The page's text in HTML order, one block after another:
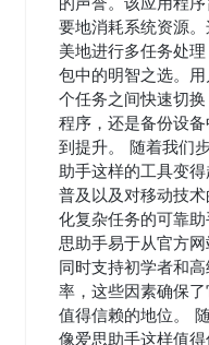
要地消耗系统资源
美地进行多任务处
包中的明智之选。
个任务之间快速切
程序，还是备份设
到提升。 随着我们
助手这样的工具变
普及以及对移动技
化复杂任务的可靠
思助手易于从官方
同时支持初学者和
率，这些因素确保
值得信赖的地位。
像爱思助手这样值